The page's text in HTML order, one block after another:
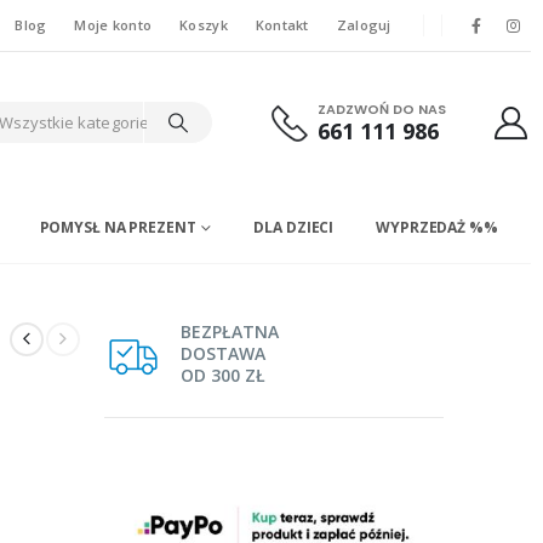
Blog Moje konto Koszyk Kontakt Zaloguj
kategorie
ZADZWOŃ DO NAS
661 111 986
POMYSŁ NA PREZENT DLA DZIECI WYPRZEDAŻ %%
BEZPŁATNA
DOSTAWA
OD 300 ZŁ